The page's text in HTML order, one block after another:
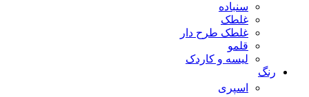
سنباده
غلطک
غلطک طرح دار
قلمو
لیسه و کاردک
رنگ
اسپری